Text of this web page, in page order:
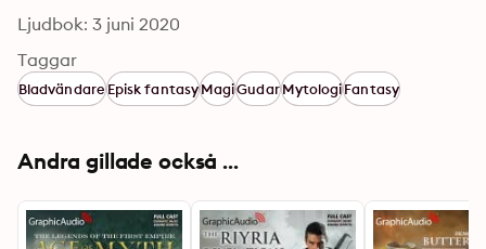
Ljudbok: 3 juni 2020
Taggar
BladvändareEpisk fantasyMagiGudarMytologiFantasy
Andra gillade också ...